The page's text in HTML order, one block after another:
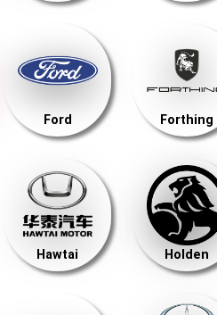
Ford Forthing
Hawtai Holden